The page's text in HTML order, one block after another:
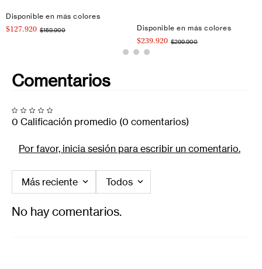
Disponible en más colores
$127.920 $159.900 Disponible en más colores
$239.920 $299.900
Comentarios
0 Calificación promedio (0 comentarios)
Por favor, inicia sesión para escribir un comentario.
Más reciente Todos
No hay comentarios.